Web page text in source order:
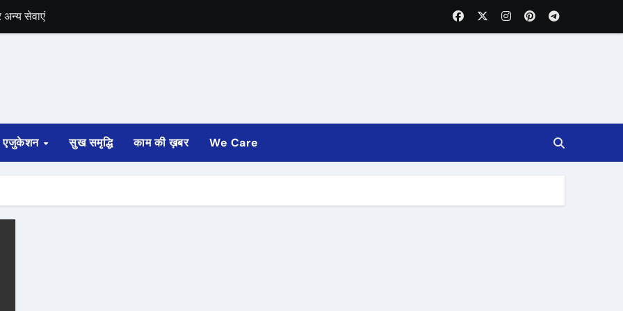
सेवाएं
पटरी से उतरी
एजुकेशन सुख समृद्धि काम की ख़बर We Care